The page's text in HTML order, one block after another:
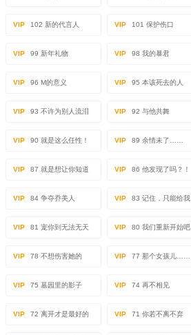
VIP 102 新的代言人 VIP 101 保护伤口
VIP 99 新年礼物 VIP 98 我的暴君
VIP 96 M的意义 VIP 95 本该死去的人
VIP 93 不许为别人流泪 VIP 92 与他共舞
VIP 90 就是这么任性！ VIP 89 余情未了……
VIP 87 就是想让你知道 VIP 86 他发现了吗？！
VIP 84 争夺乔美人 VIP 83 记住，只能给我
VIP 81 宠你到无法无天 VIP 80 我们重新开始吧
VIP 78 不想伤害她的 VIP 77 那个女孩儿……
VIP 75 墓园里的影子 VIP 74 再不相见
VIP 72 离开才是最好的 VIP 71 你若不离不弃